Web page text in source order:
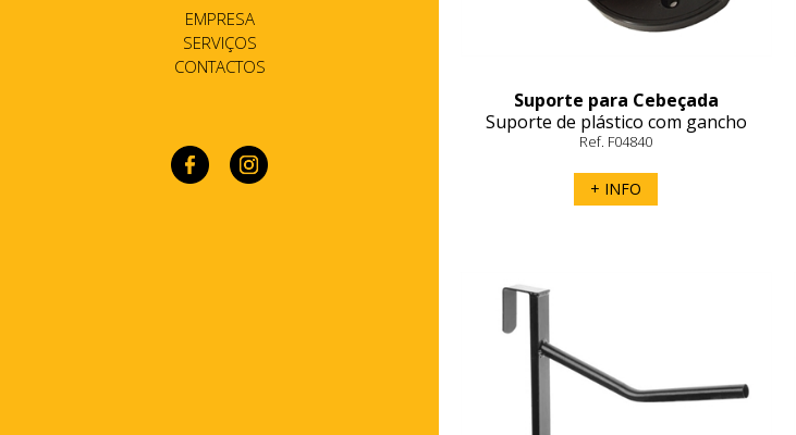
EMPRESA
SERVIÇOS
CONTACTOS
Suporte para Cebeçada
Suporte de plástico com gancho
central para rédeas ou acessórios
Ref. F04840
+ INFO